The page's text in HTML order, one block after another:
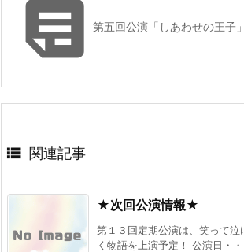
第五回公演「しあわせの王子」
 関連記事
★次回公演情報★
第１３回定期公演は、笑って泣
く物語を上演予定！ 公演日・